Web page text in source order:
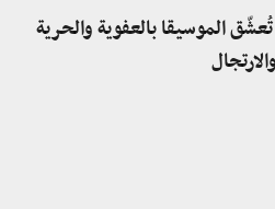
الموسيقا بالعفوية والحرية
والارتجال